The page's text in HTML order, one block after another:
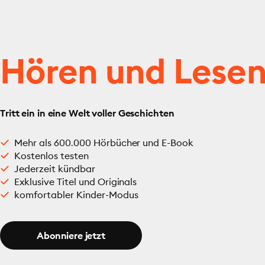
Hören und
Tritt ein in eine Welt voller Geschichten
Mehr als 600.000 Hörbücher und E-Book
Kostenlos testen
Jederzeit kündbar
Exklusive Titel und Originals
komfortabler Kinder-Modus
Abonniere jetzt